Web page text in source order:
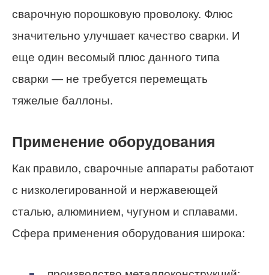
сварочную порошковую проволоку. Флюс
значительно улучшает качество сварки. И
еще один весомый плюс данного типа
сварки — не требуется перемещать
тяжелые баллоны.
Применение оборудования
Как правило, сварочные аппараты работают
с низколегированной и нержавеющей
сталью, алюминием, чугуном и сплавами.
Сфера применения оборудования широка: